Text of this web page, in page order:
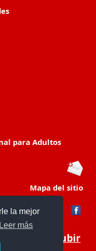
la mejor
Leer más
para Adultos
Mapa del sitio
Subir